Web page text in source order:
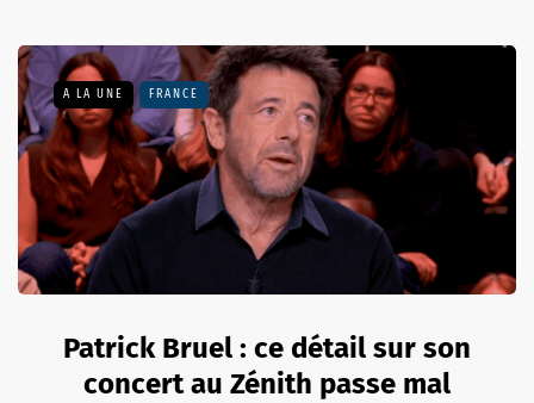
A LA UNE FRANCE
Patrick Bruel : ce détail sur son
concert au Zénith passe mal